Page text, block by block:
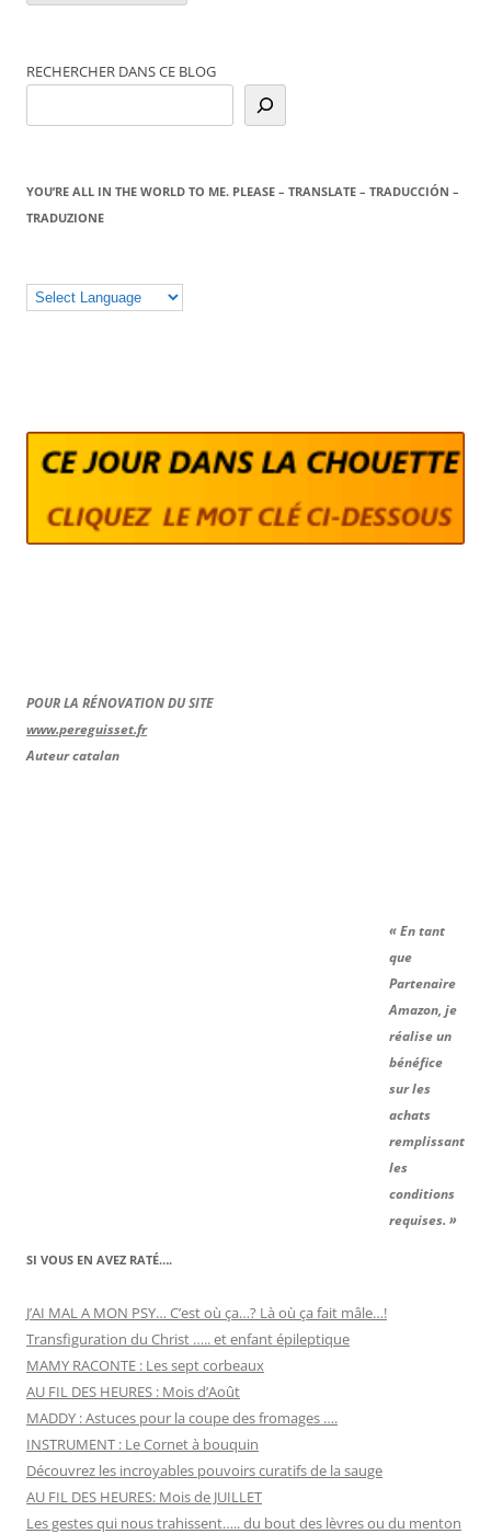
RECHERCHER DANS CE BLOG
YOU’RE ALL IN THE WORLD TO ME. PLEASE – TRANSLATE – TRADUCCIÓN –
TRADUZIONE
POUR LA RÉNOVATION DU SITE
www.pereguisset.fr
Auteur catalan
« En tant
que
Partenaire
Amazon, je
réalise un
bénéfice
sur les
achats
remplissant
les
conditions
requises. »
SI VOUS EN AVEZ RATÉ….
J’AI MAL A MON PSY… C’est où ça…? Là où ça fait mâle…!
Transfiguration du Christ ….. et enfant épileptique
MAMY RACONTE : Les sept corbeaux
AU FIL DES HEURES : Mois d’Août
MADDY : Astuces pour la coupe des fromages ….
INSTRUMENT : Le Cornet à bouquin
Découvrez les incroyables pouvoirs curatifs de la sauge
AU FIL DES HEURES: Mois de JUILLET
Les gestes qui nous trahissent….. du bout des lèvres ou du menton